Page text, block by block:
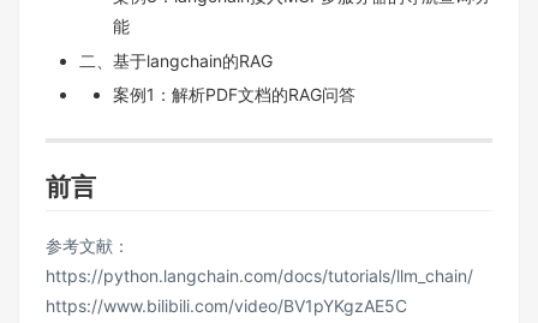
能
二、基于langchain的RAG
案例1：解析PDF文档的RAG问答
前言
参考文献：
https://python.langchain.com/docs/tutorials/llm_chain/
https://www.bilibili.com/video/BV1pYKgzAE5C